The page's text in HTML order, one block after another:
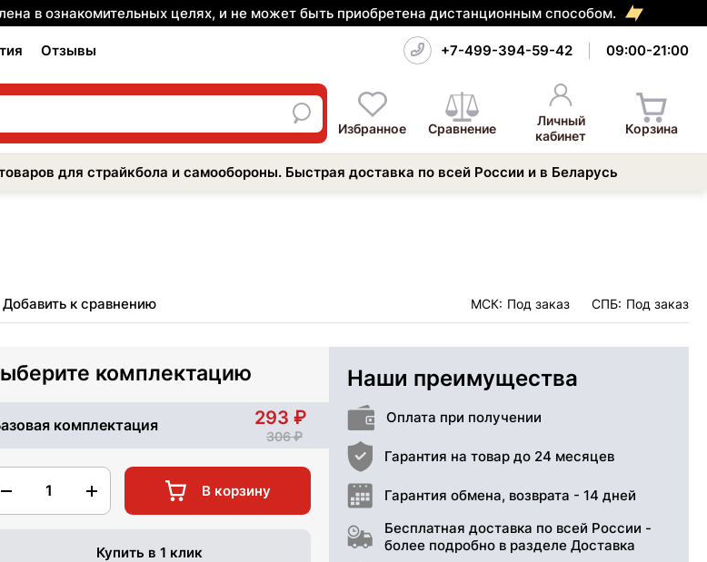
в ознакомительных целях, и не может быть приобретена дистанционным способом.
Отзывы +7-499-394-59-42 09:00-21:00
Избранное Сравнение
Личный
кабинет
Корзина
для страйкбола и самообороны. Быстрая доставка по всей России и в Беларусь
Добавить к сравнению МСК: Под заказ СПБ: Под заказ
комплектацию
комплектация 293
306
1 В корзину
Купить в 1 клик
Наши преимущества
Оплата при получении
Гарантия на товар до 24 месяцев
Гарантия обмена, возврата - 14 дней
Бесплатная доставка по всей России -
более подробно в разделе Доставка